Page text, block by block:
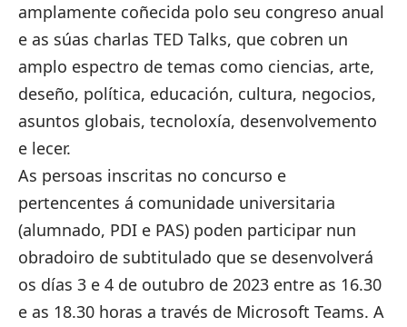
amplamente coñecida polo seu congreso anual
e as súas charlas TED Talks, que cobren un
amplo espectro de temas como ciencias, arte,
deseño, política, educación, cultura, negocios,
asuntos globais, tecnoloxía, desenvolvemento
e lecer.
As persoas inscritas no concurso e
pertencentes á comunidade universitaria
(alumnado, PDI e PAS) poden participar nun
obradoiro de subtitulado que se desenvolverá
os días 3 e 4 de outubro de 2023 entre as 16.30
e as 18.30 horas a través de Microsoft Teams. A